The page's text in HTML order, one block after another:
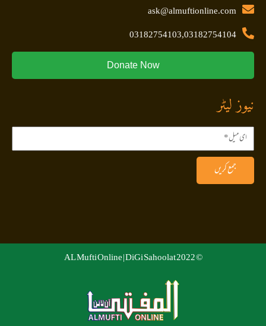
ask@almuftionline.com
03182754103,03182754104
Donate Now
نیوز لیٹر
جمع کریں
© 2022 AL Mufti Online |
DiGi Sahoolat